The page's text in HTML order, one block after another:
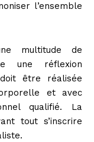
l’ensemble
multitude de
une réflexion
être réalisée
et avec
qualifié. La
tout s’inscrire